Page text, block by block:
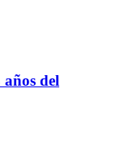
del